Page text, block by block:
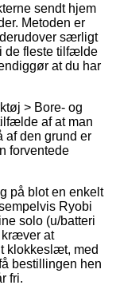
sendt hjem
Metoden er
særligt
de fleste tilfælde
at du har
> Bore- og
af at man
af den grund er
forventede
på blot en enkelt
Ryobi
solo (u/batteri
kræver at
klokkeslæt, med
bestillingen hen
fri.